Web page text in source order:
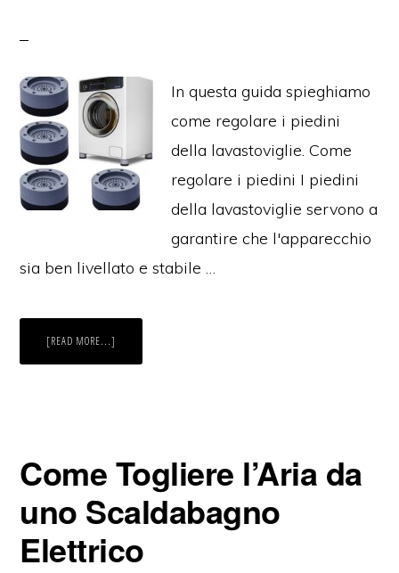
In questa guida spieghiamo
come regolare i piedini
della lavastoviglie. Come
regolare i piedini I piedini
della lavastoviglie servono a
garantire che l'apparecchio
sia ben livellato e stabile …
[READ MORE...]
REGOLARE
Come Togliere l’Aria da
uno Scaldabagno
Elettrico​